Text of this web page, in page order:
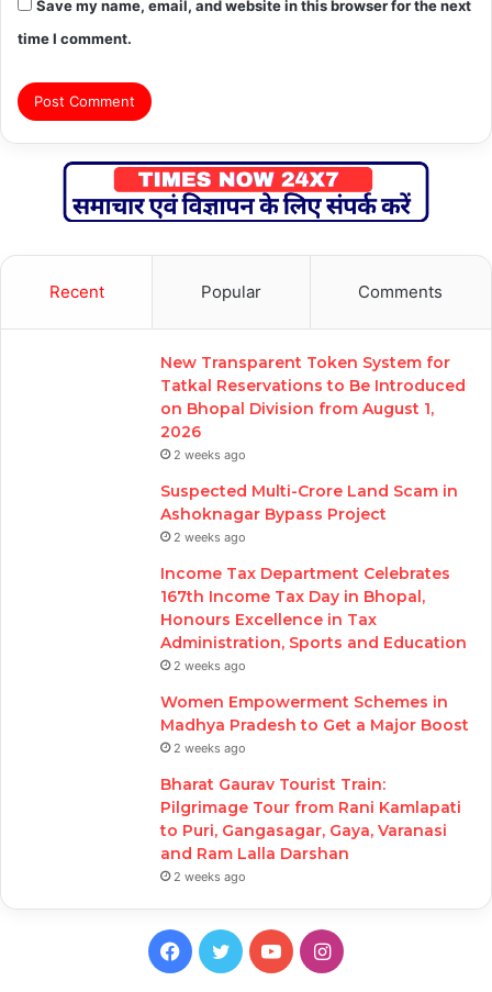
Save my name, email, and website in this browser for the next
time I comment.
Recent Popular Comments
New Transparent Token System for
Tatkal Reservations to Be Introduced
on Bhopal Division from August 1,
2026
2 weeks ago
Suspected Multi-Crore Land Scam in
Ashoknagar Bypass Project
2 weeks ago
Income Tax Department Celebrates
167th Income Tax Day in Bhopal,
Honours Excellence in Tax
Administration, Sports and Education
2 weeks ago
Women Empowerment Schemes in
Madhya Pradesh to Get a Major Boost
2 weeks ago
Bharat Gaurav Tourist Train:
Pilgrimage Tour from Rani Kamlapati
to Puri, Gangasagar, Gaya, Varanasi
and Ram Lalla Darshan
2 weeks ago
Facebook
TwitterYouTubeInstagram